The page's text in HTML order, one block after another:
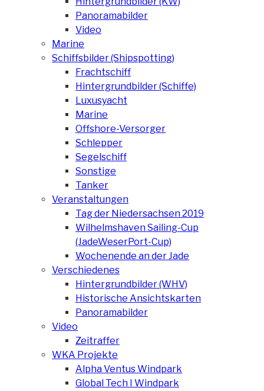
Panoramabilder
Video
Marine
Schiffsbilder (Shipspotting)
Frachtschiff
Hintergrundbilder (Schiffe)
Luxusyacht
Marine
Offshore-Versorger
Schlepper
Segelschiff
Sonstige
Tanker
Veranstaltungen
Tag der Niedersachsen 2019
Wilhelmshaven Sailing-Cup
(JadeWeserPort-Cup)
Wochenende an der Jade
Verschiedenes
Hintergrundbilder (WHV)
Historische Ansichtskarten
Panoramabilder
Video
Zeitraffer
WKA Projekte
Alpha Ventus Windpark
Global Tech I Windpark